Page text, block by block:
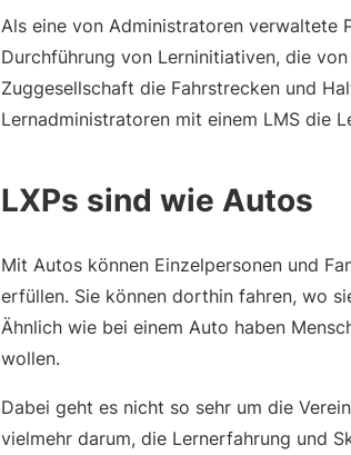
Als eine von Administratoren verwaltete
Durchführung von Lerninitiativen, die
Zuggesellschaft die Fahrstrecken und
Lernadministratoren mit einem LMS die
LXPs sind wie Autos
Mit Autos können Einzelpersonen und
erfüllen. Sie können dorthin fahren, wo
Ähnlich wie bei einem Auto haben
wollen.
Dabei geht es nicht so sehr um die
vielmehr darum, die Lernerfahrung und